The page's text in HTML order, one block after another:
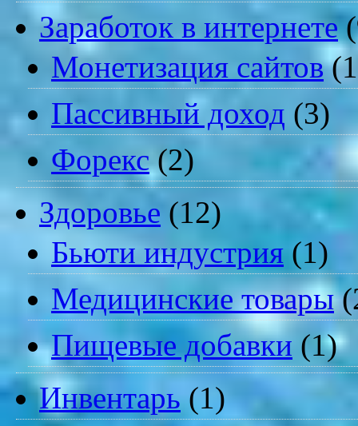
Заработок в интернете
Монетизация сайтов
Пассивный доход (3)
Форекс(2)
Здоровье (12)
Бьюти индустрия (1)
Медицинские товары
Пищевые добавки (1)
Инвентарь(1)